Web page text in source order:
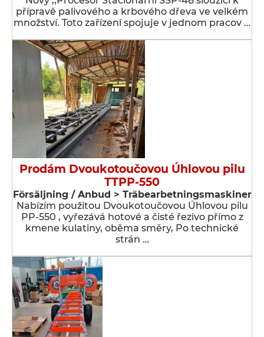
přípravě palivového a krbového dřeva ve velkém
množství. Toto zařízení spojuje v jednom pracov …
Prodám Dvoukotoučovou Úhlovou pilu
TTPP-550
Försäljning / Anbud > Träbearbetningsmaskiner
Nabízím použitou Dvoukotoučovou Úhlovou pilu
PP-550 , vyřezává hotové a čisté řezivo přímo z
kmene kulatiny, oběma směry, Po technické
strán …